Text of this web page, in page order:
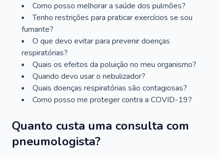
Como posso melhorar a saúde dos pulmões?
Tenho restrições para praticar exercícios se sou
fumante?
O que devo evitar para prevenir doenças
respiratórias?
Quais os efeitos da poluição no meu organismo?
Quando devo usar o nebulizador?
Quais doenças respiratórias são contagiosas?
Como posso me proteger contra a COVID-19?
Quanto custa uma consulta com
pneumologista?